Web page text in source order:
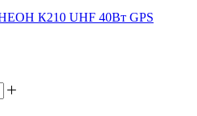
НЕОН К210 UHF 40Вт GPS